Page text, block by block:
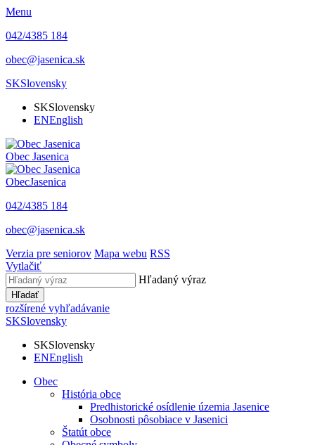
Menu
042/4385 184
obec@jasenica.sk
SKSlovensky
SKSlovensky
ENEnglish
Obec Jasenica
ObecJasenica
042/4385 184
obec@jasenica.sk
Verzia pre seniorov Mapa webu RSS
Vytlačiť
Hľadaný výraz
Hľadať
rozšírené vyhľadávanie
SKSlovensky
SKSlovensky
ENEnglish
Obec
História obce
Predhistorické osídlenie územia Jasenice
Osobnosti pôsobiace v Jasenici
Štatút obce